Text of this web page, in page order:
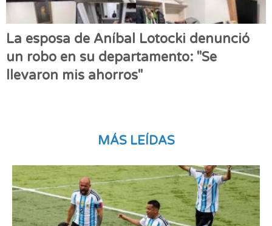
La esposa de Aníbal Lotocki denunció
un robo en su departamento: "Se
llevaron mis ahorros"
MÁS LEÍDAS